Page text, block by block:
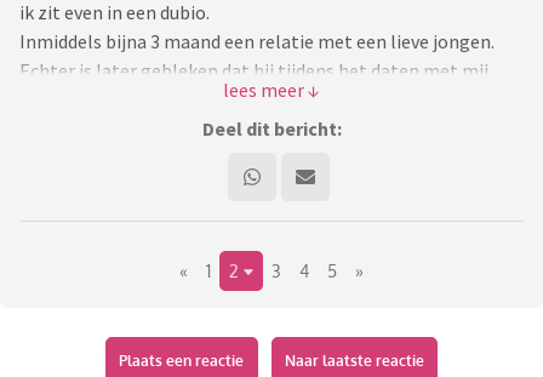
ik zit even in een dubio.
Inmiddels bijna 3 maand een relatie met een lieve jongen.
Echter is later gebleken dat hij tijdens het daten met mij
seks heeft gehad met zijn ex. Hij zegt dat het niks voor hem
betekende en dat hij in feite nog “single” was, maar hij snapt
ook met mijn eigen ogen gezien dat hij later in onze
datingsfase het contact heeft afgebroken. Dit heeft hij
Dit gesprek is al een paar weken geleden geweest.Verder
interesse ergens anders liggen, hij laat me altijd alles weten
en we kennen elkaars familie ondertussen. Maar toch voel ik
Deel dit bericht:
« 1 2 3 4 5 »
Plaats een reactie Naar laatste reactie